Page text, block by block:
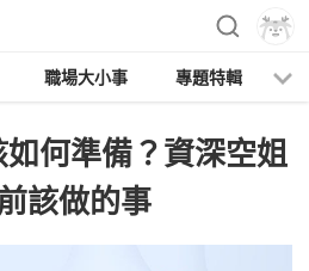
職場大小事 專題特輯
何準備？資深空姐
該做的事